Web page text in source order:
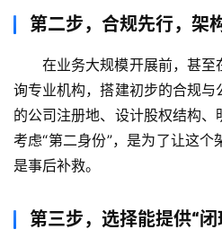
第二步，合规先行，架
在业务大规模开展前，甚
询专业机构，搭建初步的合规
的公司注册地、设计股权结构
考虑“第二身份”，是为了让这
是事后补救。
第三步，选择能提供“